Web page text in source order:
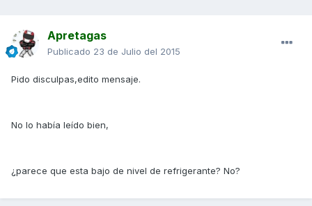
Apretagas
Publicado 23 de Julio del 2015
Pido disculpas,edito mensaje.
No lo había leído bien,
¿parece que esta bajo de nivel de refrigerante? No?